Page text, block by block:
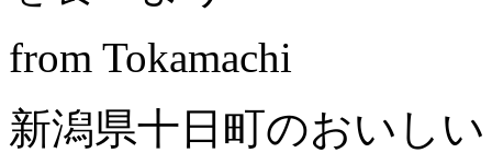
from Tokamachi
新潟県十日町のおいし